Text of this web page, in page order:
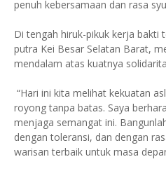
penuh kebersamaan dan rasa
Di tengah hiruk-pikuk kerja bakti
putra Kei Besar Selatan Barat,
mendalam atas kuatnya
“Hari ini kita melihat kekuatan
royong tanpa batas. Saya
menjaga semangat ini.
dengan toleransi, dan dengan
warisan terbaik untuk masa